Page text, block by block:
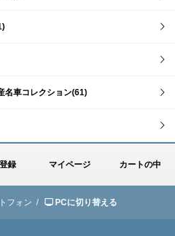
名車コレクション(61)
録 マイページ カートの中
フォン / PCに切り替える